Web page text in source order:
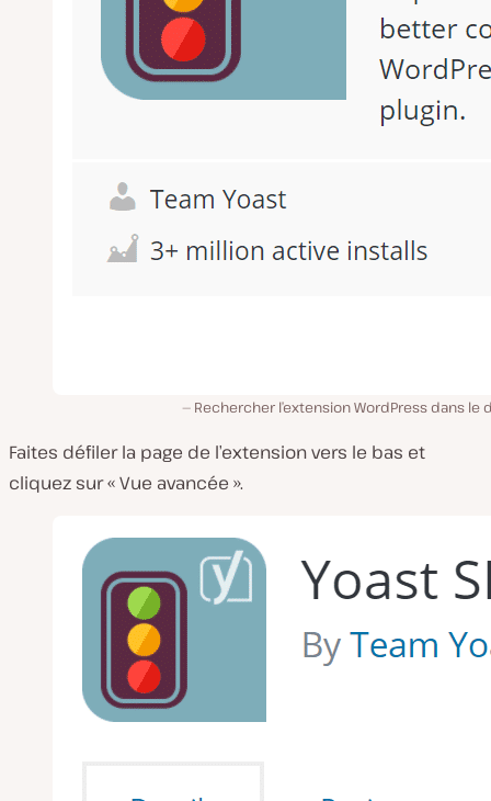
Rechercher l’extension WordPress dans le
Faites défiler la page de l’extension vers le bas et
cliquez sur « Vue avancée ».